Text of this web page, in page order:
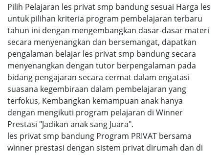
Pilih Pelajaran les privat smp bandung sesuai Harga les
untuk pilihan kriteria program pembelajaran terbaru
tahun ini dengan mengembangkan dasar-dasar materi
secara menyenangkan dan bersemangat, dapatkan
pengalaman belajar les privat smp bandung secara
menyenangkan dengan tutor berpengalaman pada
bidang pengajaran secara cermat dalam engatasi
suasana kegembiraan dalam pembelajaran yang
terfokus, Kembangkan kemampuan anak hanya
dengan mengikuti program pelajaran di Winner
Prestasi "Jadikan anak sang Juara".
les privat smp bandung Program PRIVAT bersama
winner prestasi dengan sistem privat dirumah dan di